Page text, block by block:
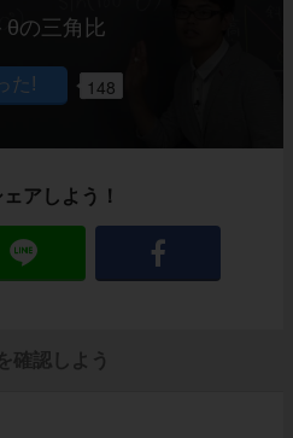
θの三角比
148
アしよう！
確認しよう